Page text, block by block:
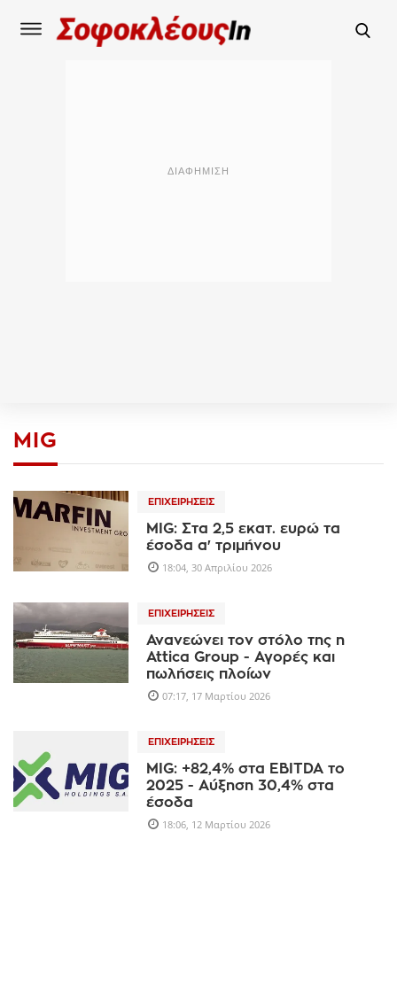
MIG
ΕΠΙΧΕΙΡΉΣΕΙΣ
MIG: Στα 2,5 εκατ. ευρώ τα
έσοδα α' τριμήνου
18:04, 30 Απριλίου 2026
ΕΠΙΧΕΙΡΉΣΕΙΣ
Ανανεώνει τον στόλο της η
Attica Group - Αγορές και
πωλήσεις πλοίων
07:17, 17 Μαρτίου 2026
ΕΠΙΧΕΙΡΉΣΕΙΣ
MIG: +82,4% στα EBITDA τo
2025 - Aύξηση 30,4% στα
έσοδα
18:06, 12 Μαρτίου 2026